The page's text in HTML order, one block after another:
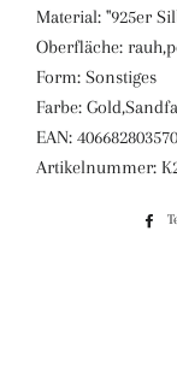
Material: "925er
Oberfläche:
Form: Sonstiges
Farbe:
EAN:
Artikelnummer: